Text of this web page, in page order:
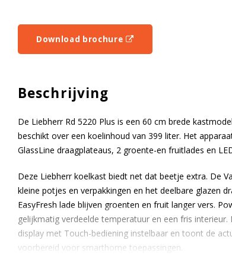
Download brochure
Beschrijving
De Liebherr Rd 5220 Plus is een 60 cm brede
beschikt over een koelinhoud van 399 liter. Het
GlassLine draagplateaus, 2 groente-en fruitlades en
Deze Liebherr koelkast biedt net dat beetje extra. De
kleine potjes en verpakkingen en het deelbare glazen
EasyFresh lade blijven groenten en fruit langer vers.
gelijkmatig verdeelde temperatuur en een fris
display met Touch-bediening instelbaar en toont de
voorbereid voor smarthome toepassingen.